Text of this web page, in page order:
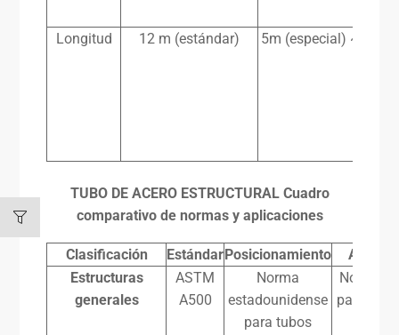
Longitud 12 m (estándar) 5m (especial) ~ 18m
TUBO DE ACERO ESTRUCTURALCuadro
comparativo de normas y aplicaciones
Clasificación Estándar Posicionamiento
Estructuras
generales
ASTM
A500
Norma
estadounidense
para tubos
Norma
para